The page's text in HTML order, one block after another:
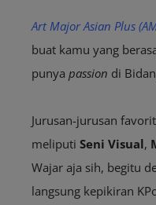
Art Major Asian Plus
buat kamu yang
punya passion di
Jurusan-jurusan
meliputi Seni Visual,
Wajar aja sih, begitu
langsung kepikiran